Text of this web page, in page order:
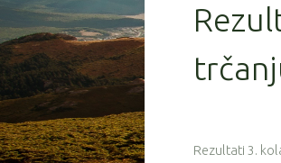
Rezultati 3.